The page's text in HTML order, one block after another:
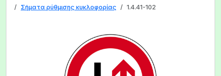
Σήματα ρύθμισης κυκλοφορίας 1.4.41-102